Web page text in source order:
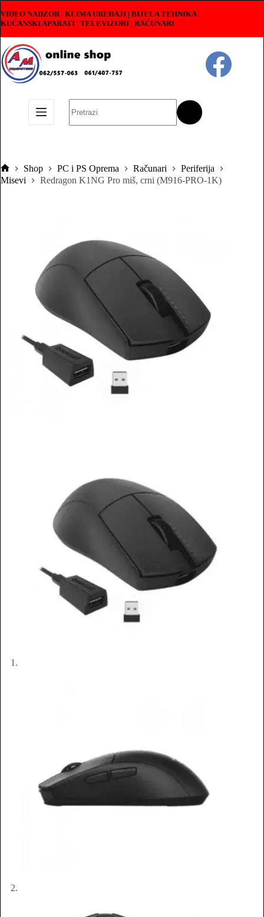
to
content
VIDEO NADZOR | KLIMA UREĐAJI | BIJELA TEHNIKA |
KUĆANSKI APARATI | TELEVIZORI | RAČUNARI
results
Pocetna
Shop PC i PS Oprema Računari
Periferija
Misevi
Redragon K1NG Pro miš, crni (M916-PRO-1K)